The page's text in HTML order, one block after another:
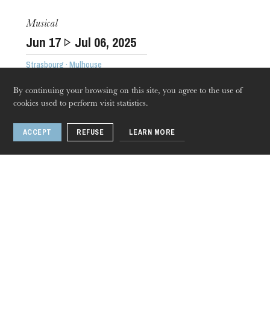
By continuing your browsing on this site, you agree to the use of
cookies used to perform visit statistics.
ACCEPT REFUSE LEARN MORE
Musical
Jun 17 Jul 06, 2025
Strasbourg · Mulhouse